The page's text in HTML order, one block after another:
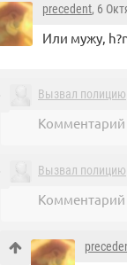
precedent, 6
Или мужу,
Вызвал полицию
Комментарий
Вызвал полицию
Комментарий